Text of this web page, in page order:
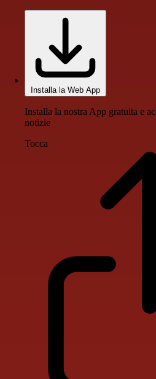
Installa la Web App
Installa la nostra App gratuita e
notizie
Tocca